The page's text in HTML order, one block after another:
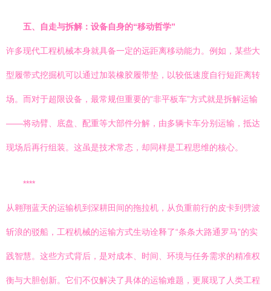
五、自走与拆解：设备自身的“移动哲学”
许多现代工程机械本身就具备一定的远距离移动能力。例如，某些大
型履带式挖掘机可以通过加装橡胶履带垫，以较低速度自行短距离转
场。而对于超限设备，最常规但重要的“非平板车”方式就是拆解运输
——将动臂、底盘、配重等大部件分解，由多辆卡车分别运输，抵达
现场后再行组装。这虽是技术常态，却同样是工程思维的核心。
****
从翱翔蓝天的运输机到深耕田间的拖拉机，从负重前行的皮卡到劈波
斩浪的驳船，工程机械的运输方式生动诠释了“条条大路通罗马”的实
践智慧。这些方式背后，是对成本、时间、环境与任务需求的精准权
衡与大胆创新。它们不仅解决了具体的运输难题，更展现了人类工程